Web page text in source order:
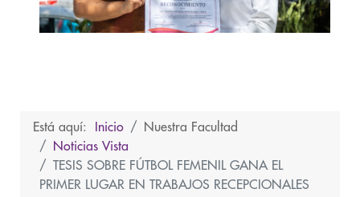
Está aquí: Inicio
Nuestra Facultad
Noticias Vista
TESIS SOBRE FÚTBOL FEMENIL GANA EL
PRIMER LUGAR EN TRABAJOS RECEPCIONALES